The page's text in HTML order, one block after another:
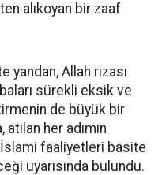
alıkoyan bir zaaf
yandan, Allah rızası
sürekli eksik ve
de büyük bir
her adımın
faaliyetleri basite
uyarısında bulundu.